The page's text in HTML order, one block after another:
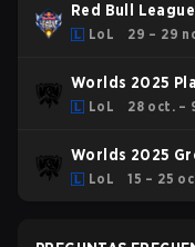
Red Bull
LoL 29 – 29
Worlds 2025
LoL 28 oct. –
Worlds 2025
LoL 15 – 25